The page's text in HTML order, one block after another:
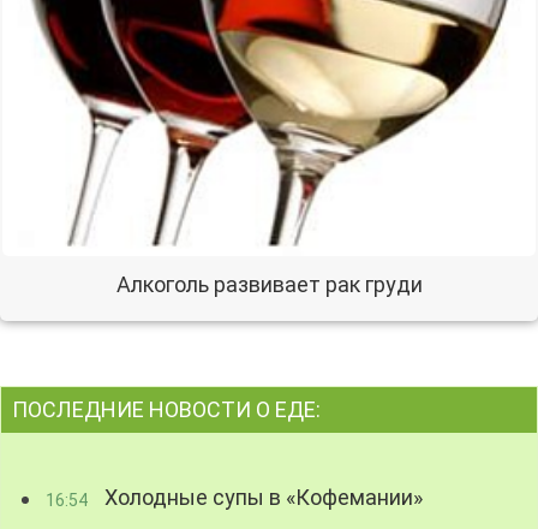
Алкоголь развивает рак груди
ПОСЛЕДНИЕ НОВОСТИ О ЕДЕ:
16:54 Холодные супы в «Кофемании»